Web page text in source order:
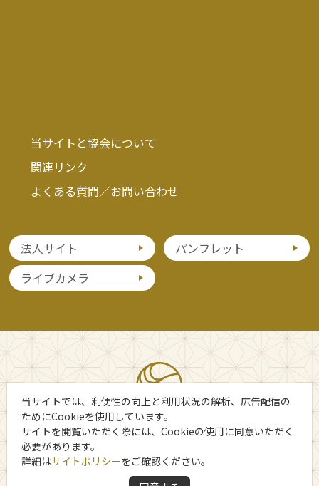
当サイトと協会について
関連リンク
よくある質問／お問い合わせ
法人サイト
パンフレット
ライブカメラ
当サイトでは、利便性の向上と利用状況の解析、広告配信の
ためにCookieを使用しています。
サイトを閲覧いただく際には、Cookieの使用に同意いただく
必要があります。
詳細はサイトポリシーをご確認ください。